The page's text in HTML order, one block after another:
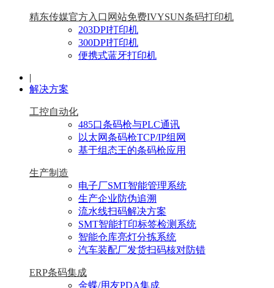
精东传媒官方入口网站免费IVYSUN条码打印机
203DPI打印机
300DPI打印机
便携式蓝牙打印机
|
解决方案
工控自动化
485口条码枪与PLC通讯
以太网条码枪TCP/IP组网
基于组态王的条码枪应用
生产制造
电子厂SMT智能管理系统
生产企业防伪追溯
流水线扫码解决方案
SMT智能打印标签检测系统
智能仓库亮灯分拣系统
汽车装配厂发货扫码核对防错
ERP条码集成
金蝶/用友PDA集成